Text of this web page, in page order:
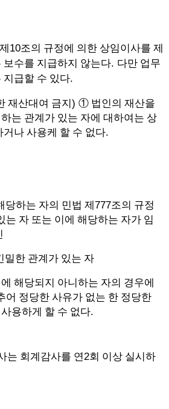
제 10조의 규정에 의한 상임이사를 제
수를 지급하지 않는다. 다만 업무
지급할 수 있다.
재산대여 금지) ① 법인의 재산을
는 관계가 있는 자에 대하여는 상
나 사용케 할 수 없다.
당하는 자의 민법 제777조의 규정
는 자 또는 이에 해당하는 자가 임
밀한 관계가 있는 자
해당되지 아니하는 자의 경우에
어 정당한 사유가 없는 한 정당한
용하게 할 수 없다.
는 회계감사를 연2회 이상 실시하